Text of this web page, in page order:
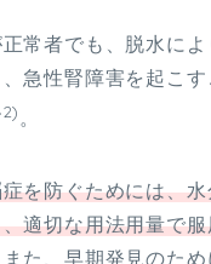
常者でも、脱水に
急性腎障害を起こ
2) 。
を防ぐためには、
適切な用法用量で
た、早期発見のた